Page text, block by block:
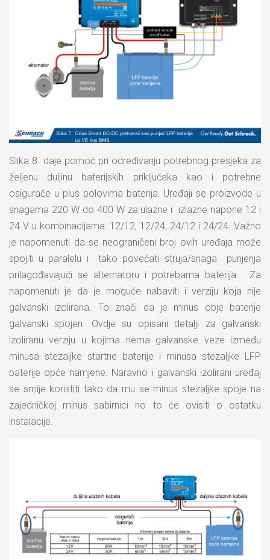
Slika 8. daje pomoć pri određivanju potrebnog presjeka za
željenu duljinu baterijskih priključaka kao i potrebne
osigurače u plus polovima baterija. Uređaji se proizvode u
snagama 220 W do 400 W za ulazne i izlazne napone 12 i
24 V u kombinacijama: 12/12; 12/24; 24/12 i 24/24. Važno
je napomenuti da se neograničeni broj ovih uređaja može
spojiti u paralelu i tako povećati struja/snaga punjenja
prilagođavajući se alternatoru i potrebama baterija. Za
napomenuti je da je moguće nabaviti i verziju koja nije
galvanski izolirana. To znači da je minus obje baterije
galvanski spojen. Ovdje su opisani detalji za galvanski
izoliranu verziju u kojima nema galvanske veze između
minusa stezaljke startne baterije i minusa stezaljke LFP
baterije opće namjene. Naravno i galvanski izolirani uređaj
se smije koristiti tako da mu se minus stezaljke spoje na
zajedničkoj minus sabirnici no to će ovisiti o ostatku
instalacije.